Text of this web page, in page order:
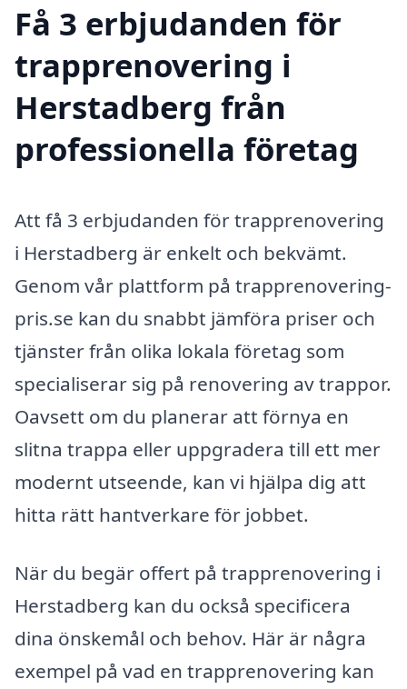
Få 3 erbjudanden för
trapprenovering i
Herstadberg från
professionella företag
Att få 3 erbjudanden för trapprenovering
i Herstadberg är enkelt och bekvämt.
Genom vår plattform på trapprenovering-
pris.se kan du snabbt jämföra priser och
tjänster från olika lokala företag som
specialiserar sig på renovering av trappor.
Oavsett om du planerar att förnya en
slitna trappa eller uppgradera till ett mer
modernt utseende, kan vi hjälpa dig att
hitta rätt hantverkare för jobbet.
När du begär offert på trapprenovering i
Herstadberg kan du också specificera
dina önskemål och behov. Här är några
exempel på vad en trapprenovering kan